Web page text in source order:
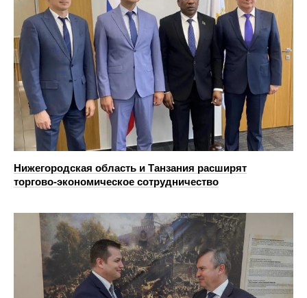
Нижегородская область и Танзания расширят
торгово‑экономическое сотрудничество